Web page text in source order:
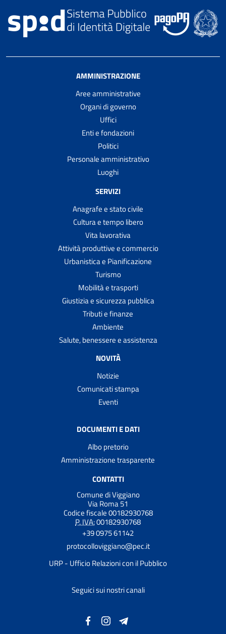
AMMINISTRAZIONE
Aree amministrative
Organi di governo
Uffici
Enti e fondazioni
Politici
Personale amministrativo
Luoghi
SERVIZI
Anagrafe e stato civile
Cultura e tempo libero
Vita lavorativa
Attività produttive e commercio
Urbanistica e Pianificazione
Turismo
Mobilità e trasporti
Giustizia e sicurezza pubblica
Tributi e finanze
Ambiente
Salute, benessere e assistenza
NOVITÀ
Notizie
Comunicati stampa
Eventi
DOCUMENTI E DATI
Albo pretorio
Amministrazione trasparente
CONTATTI
Comune di Viggiano
Via Roma 51
Codice fiscale 00182930768
P. IVA:00182930768
+39 0975 61142
protocolloviggiano@pec.it
URP - Ufficio Relazioni con il Pubblico
Seguici sui nostri canali